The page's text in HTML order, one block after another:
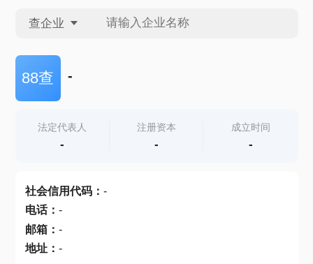
查企业
查企业
查产地
88查 -
法定代表人
-
注册资本
-
成立时间
-
社会信用代码： -
电话： -
邮箱： -
地址： -